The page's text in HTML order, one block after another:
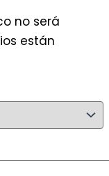
no será
están